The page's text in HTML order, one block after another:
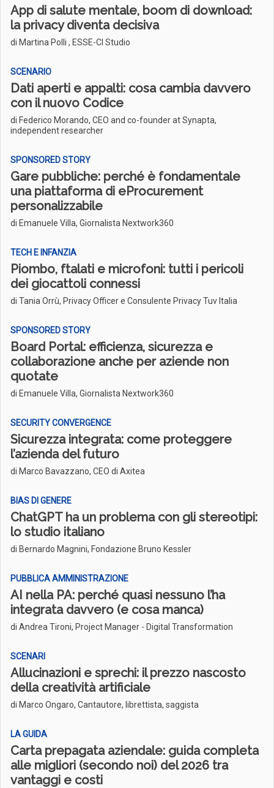
App di salute mentale, boom di download:
la privacy diventa decisiva
di Martina Polli , ESSE-CI Studio
SCENARIO
Dati aperti e appalti: cosa cambia davvero
con il nuovo Codice
di Federico Morando, CEO and co-founder at Synapta,
independent researcher
SPONSORED STORY
Gare pubbliche: perché è fondamentale
una piattaforma di eProcurement
personalizzabile
di Emanuele Villa, Giornalista Nextwork360
TECH E INFANZIA
Piombo, ftalati e microfoni: tutti i pericoli
dei giocattoli connessi
di Tania Orrù, Privacy Officer e Consulente Privacy Tuv Italia
SPONSORED STORY
Board Portal: efficienza, sicurezza e
collaborazione anche per aziende non
quotate
di Emanuele Villa, Giornalista Nextwork360
SECURITY CONVERGENCE
Sicurezza integrata: come proteggere
l’azienda del futuro
di Marco Bavazzano, CEO di Axitea
BIAS DI GENERE
ChatGPT ha un problema con gli stereotipi:
lo studio italiano
di Bernardo Magnini, Fondazione Bruno Kessler
PUBBLICA AMMINISTRAZIONE
AI nella PA: perché quasi nessuno l’ha
integrata davvero (e cosa manca)
di Andrea Tironi, Project Manager - Digital Transformation
SCENARI
Allucinazioni e sprechi: il prezzo nascosto
della creatività artificiale
di Marco Ongaro, Cantautore, librettista, saggista
LA GUIDA
Carta prepagata aziendale: guida completa
alle migliori (secondo noi) del 2026 tra
vantaggi e costi